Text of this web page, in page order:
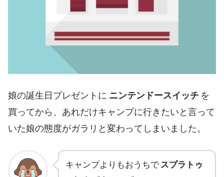
娘の誕生日プレゼントに ニンテンドースイッチ を
買ってから、あれだけキャンプに行きたいと言って
いた娘の態度がガラリと変わってしまいました。
キャンプよりもおうちで スプラトゥ